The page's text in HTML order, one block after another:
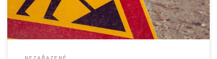
NEZAŘAZENÉ